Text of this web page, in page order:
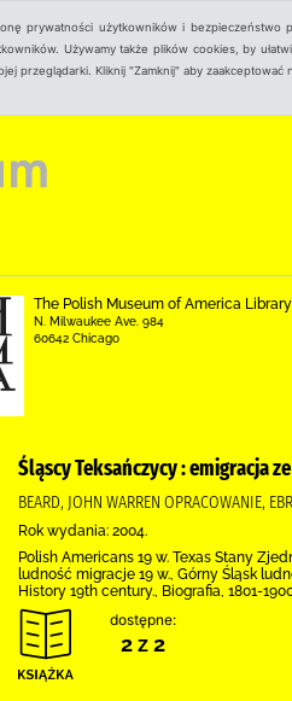
prywatności użytkowników i bezpieczeństwo
Używamy także plików cookies, by
przeglądarki. Kliknij "Zamknij" aby zaakceptować
The Polish Museum of America
N. Milwaukee Ave. 984
60642 Chicago
Śląscy Teksańczycy : emigracja
BEARD, JOHN WARREN OPRACOWANIE,
Rok wydania: 2004.
Polish Americans 19 w. Texas Stany
ludność migracje 19 w., Górny Śląsk
History 19th century., Biografia, 1801-
dostępne:
2 z 2